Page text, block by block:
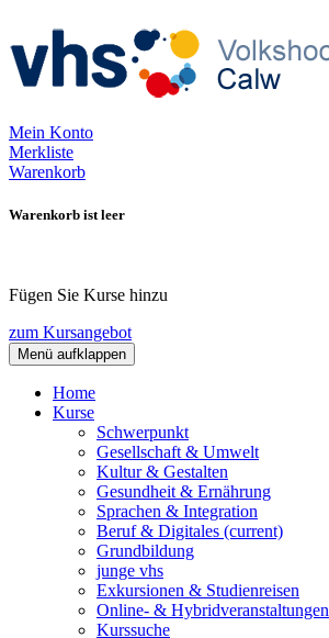
Mein Konto
Merkliste
Warenkorb
Warenkorb ist leer
Fügen Sie Kurse hinzu
zum Kursangebot
Menü aufklappen
Home
Kurse
Schwerpunkt
Gesellschaft & Umwelt
Kultur & Gestalten
Gesundheit & Ernährung
Sprachen & Integration
Beruf & Digitales (current)
Grundbildung
junge vhs
Exkursionen & Studienreisen
Online- & Hybridveranstaltungen
Kurssuche